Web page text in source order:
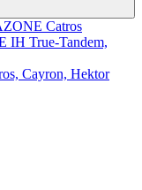
Catros
IH True-Tandem,
Cayron, Hektor